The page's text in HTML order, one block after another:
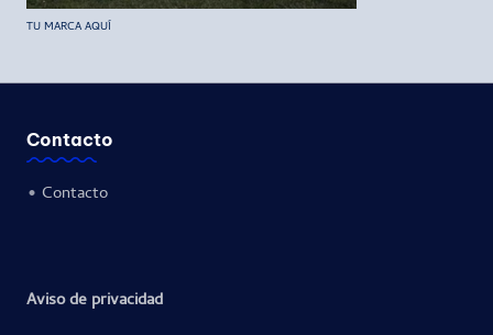
TU MARCA AQUÍ
Contacto
• Contacto
Aviso de privacidad